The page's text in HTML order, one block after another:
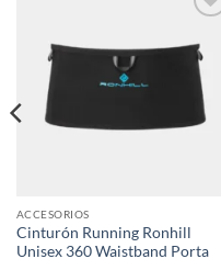
wishlist
ACCESORIOS
Cinturón Running Ronhill
Unisex 360 Waistband Porta